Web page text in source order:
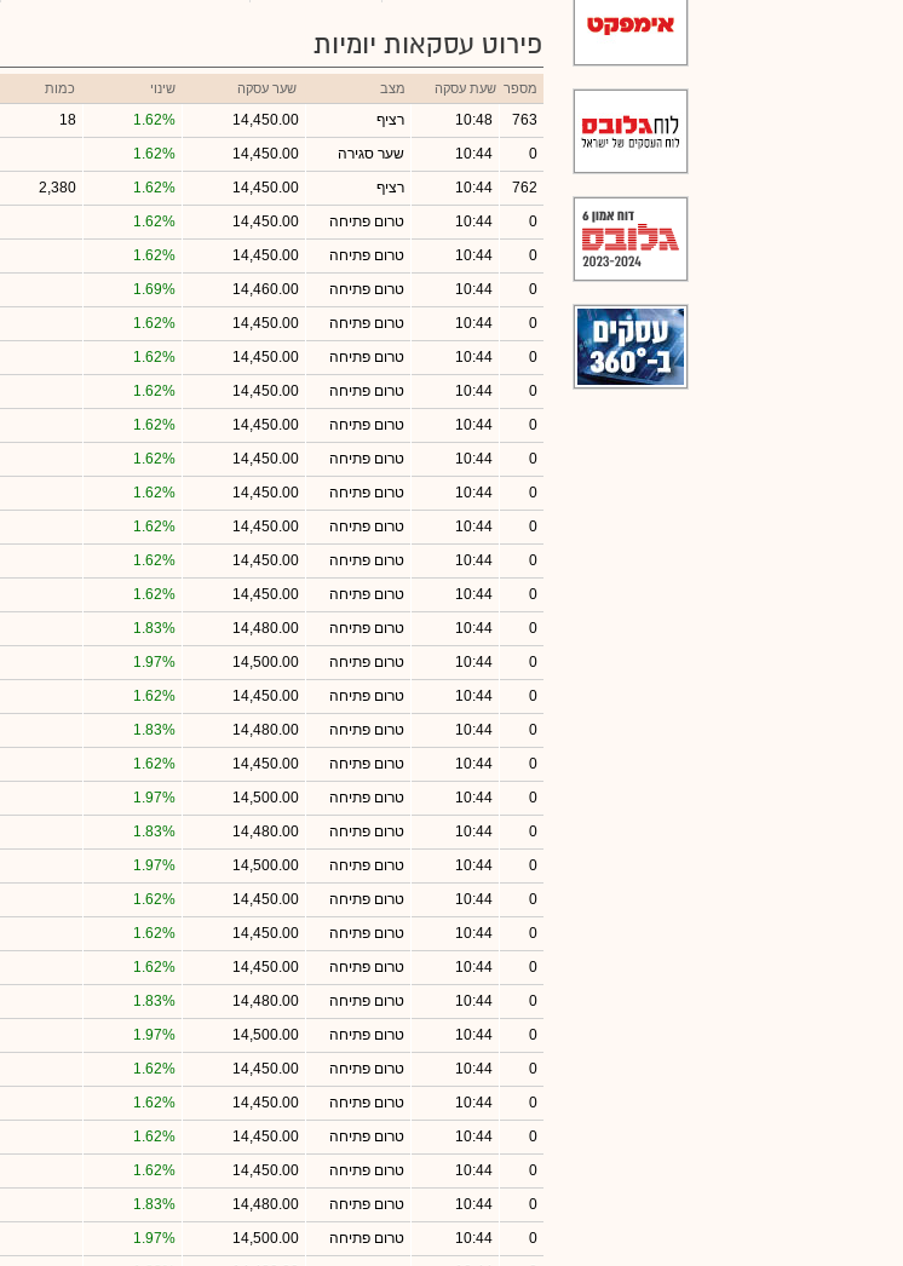
פירוט עסקאות יומיות
מספר שעת עסקה מצב שער עסקה שינוי כמות
763
10:48 רציף 14,450.00
1.62%
18
0
10:44 שער סגירה 14,450.00
1.62%
762
10:44 רציף 14,450.00
1.62%
2,380
0
10:44 טרום פתיחה 14,450.00
1.62%
0
10:44 טרום פתיחה 14,450.00
1.62%
0
10:44 טרום פתיחה 14,460.00
1.69%
0
10:44 טרום פתיחה 14,450.00
1.62%
0
10:44 טרום פתיחה 14,450.00
1.62%
0
10:44 טרום פתיחה 14,450.00
1.62%
0
10:44 טרום פתיחה 14,450.00
1.62%
0
10:44 טרום פתיחה 14,450.00
1.62%
0
10:44 טרום פתיחה 14,450.00
1.62%
0
10:44 טרום פתיחה 14,450.00
1.62%
0
10:44 טרום פתיחה 14,450.00
1.62%
0
10:44 טרום פתיחה 14,450.00
1.62%
0
10:44 טרום פתיחה 14,480.00
1.83%
0
10:44 טרום פתיחה 14,500.00
1.97%
0
10:44 טרום פתיחה 14,450.00
1.62%
0
10:44 טרום פתיחה 14,480.00
1.83%
0
10:44 טרום פתיחה 14,450.00
1.62%
0
10:44 טרום פתיחה 14,500.00
1.97%
0
10:44 טרום פתיחה 14,480.00
1.83%
0
10:44 טרום פתיחה 14,500.00
1.97%
0
10:44 טרום פתיחה 14,450.00
1.62%
0
10:44 טרום פתיחה 14,450.00
1.62%
0
10:44 טרום פתיחה 14,450.00
1.62%
0
10:44 טרום פתיחה 14,480.00
1.83%
0
10:44 טרום פתיחה 14,500.00
1.97%
0
10:44 טרום פתיחה 14,450.00
1.62%
0
10:44 טרום פתיחה 14,450.00
1.62%
0
10:44 טרום פתיחה 14,450.00
1.62%
0
10:44 טרום פתיחה 14,450.00
1.62%
0
10:44 טרום פתיחה 14,480.00
1.83%
0
10:44 טרום פתיחה 14,500.00
1.97%